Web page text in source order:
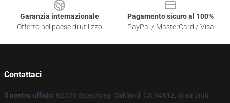
Garanzia internazionale
Offerto nel paese di utilizzo
Pagamento sicuro al 100%
PayPal / MasterCard / Visa
Contattaci
Il nostro ufficio: 62335 Broadway, Oakland, CA 94612, Stati Uniti